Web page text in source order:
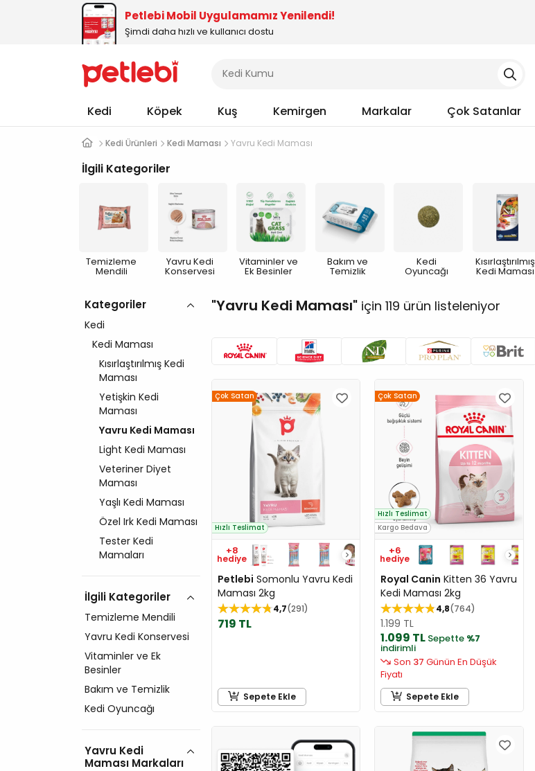
Petlebi Mobil Uygulamamız Yenilendi!
Şimdi daha hızlı ve kullanıcı dostu
Kedi Köpek Kuş Kemirgen Markalar Çok Satanlar
Kedi Ürünleri Kedi Maması Yavru Kedi Maması
İlgili Kategoriler
Temizleme
Mendili
Yavru Kedi
Konservesi
Vitaminler ve
Ek Besinler
Bakım ve
Temizlik
Kedi
Oyuncağı
Kısırlaştırılmış
Kedi Maması
Kategoriler
Kedi
Kedi Maması
Kısırlaştırılmış Kedi
Maması
Yetişkin Kedi
Maması
Yavru Kedi Maması
Light Kedi Maması
Veteriner Diyet
Maması
Yaşlı Kedi Maması
Özel Irk Kedi Maması
Tester Kedi
Mamaları
İlgili Kategoriler
Temizleme Mendili
Yavru Kedi Konservesi
Vitaminler ve Ek
Besinler
Bakım ve Temizlik
Kedi Oyuncağı
Yavru Kedi
Maması Markaları
Yavru Kedi Maması için 119 ürün listeleniyor
Çok Satan
Hızlı Teslimat
+8
hediye
Petlebi Somonlu Yavru Kedi
Maması 2kg
4,7 291
719 TL
Sepete Ekle
Çok Satan
Kargo Bedava
Hızlı Teslimat
+6
hediye
Royal Canin Kitten 36 Yavru
Kedi Maması 2kg
4,8 764
1.199 TL
1.099 TL Sepette %7
indirimli
Son 37 Günün En Düşük
Fiyatı
Sepete Ekle